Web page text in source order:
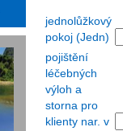
jednolůžkový
pokoj (Jedn)
pojištění
léčebných
výloh a
storna pro
klienty nar. v